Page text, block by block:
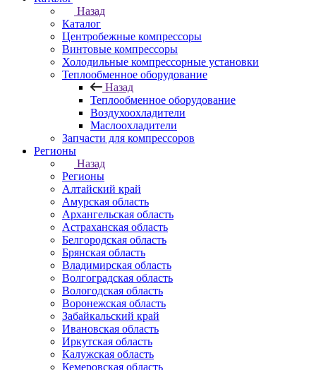
Назад
Каталог
Центробежные компрессоры
Винтовые компрессоры
Холодильные компрессорные установки
Теплообменное оборудование
Назад
Теплообменное оборудование
Воздухоохладители
Маслоохладители
Запчасти для компрессоров
Регионы
Назад
Регионы
Алтайский край
Амурская область
Архангельская область
Астраханская область
Белгородская область
Брянская область
Владимирская область
Волгоградская область
Вологодская область
Воронежская область
Забайкальский край
Ивановская область
Иркутская область
Калужская область
Кемеровская область